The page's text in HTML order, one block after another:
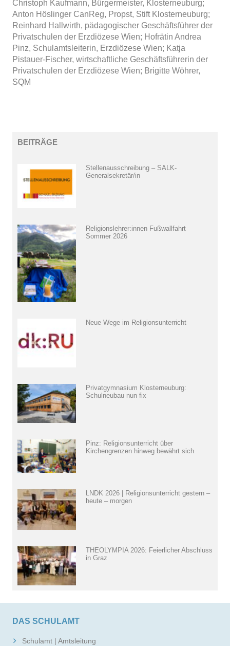
Christoph Kaufmann, Bürgermeister, Klosterneuburg;
Anton Höslinger CanReg, Propst, Stift Klosterneuburg;
Reinhard Hallwirth, pädagogischer Geschäftsführer der
Privatschulen der Erzdiözese Wien; Hofrätin Andrea
Pinz, Schulamtsleiterin, Erzdiözese Wien; Katja
Pistauer-Fischer, wirtschaftliche Geschäftsführerin der
Privatschulen der Erzdiözese Wien; Brigitte Wöhrer,
SQM
BEITRÄGE
Stellenausschreibung – SALK-
Generalsekretär/in
Religionslehrer:innen Fußwallfahrt
Sommer 2026
Neue Wege im Religionsunterricht
Privatgymnasium Klosterneuburg:
Schulneubau nun fix
Pinz: Religionsunterricht über
Kirchengrenzen hinweg bewährt sich
LNDK 2026 | Religionsunterricht gestern –
heute – morgen
THEOLYMPIA 2026: Feierlicher Abschluss
in Graz
DAS SCHULAMT
Schulamt | Amtsleitung